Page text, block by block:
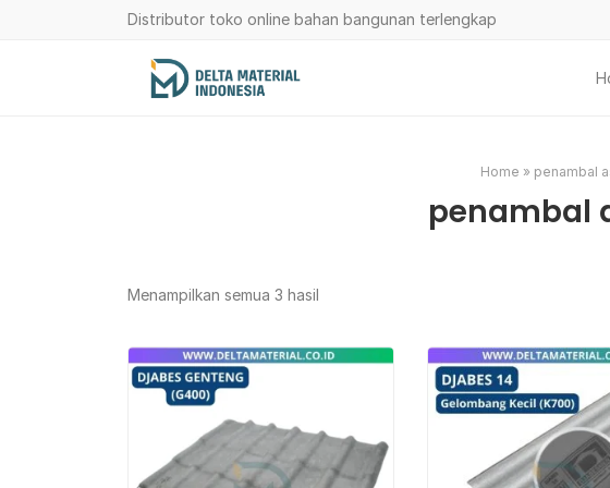
Distributor toko online bahan bangunan terlengkap
Home » penambal
penambal
Menampilkan semua 3 hasil